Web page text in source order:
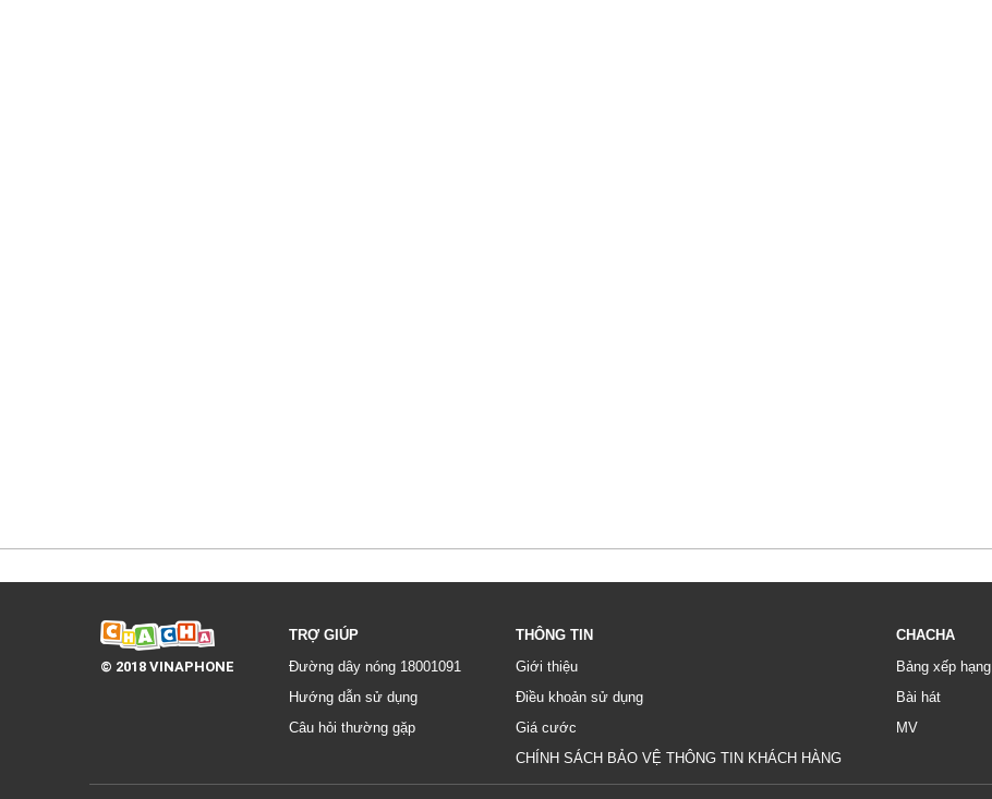
© 2018 VINAPHONE
TRỢ GIÚP
Đường dây nóng 18001091
Hướng dẫn sử dụng
Câu hỏi thường gặp
THÔNG TIN
Giới thiệu
Điều khoản sử dụng
Giá cước
CHÍNH SÁCH BẢO VỆ THÔNG TIN KHÁCH HÀNG
CHACHA
Bảng xếp hạng
Bài hát
MV